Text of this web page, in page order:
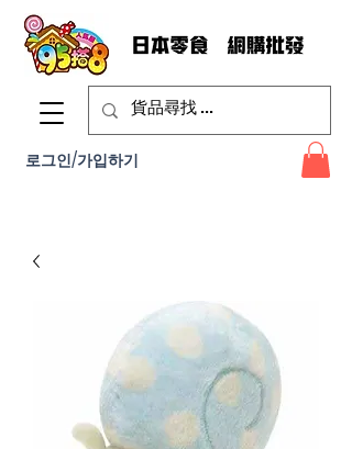
로그인/가입하기